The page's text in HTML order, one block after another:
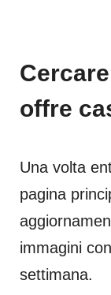
offre
Una volta
pagina
immagini
settimana.